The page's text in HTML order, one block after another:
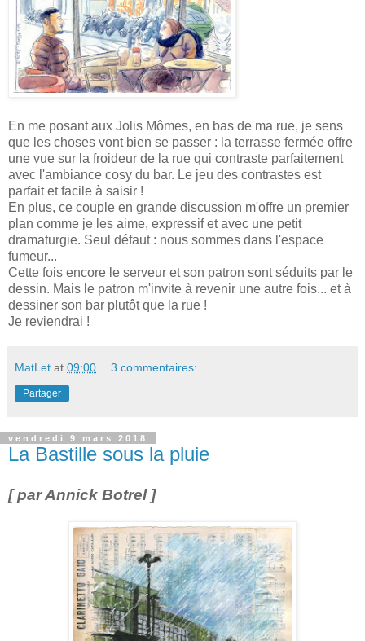
En me posant aux Jolis Mômes, en bas de ma rue, je sens
que les choses vont bien se passer : la terrasse fermée offre
une vue sur la froideur de la rue qui contraste parfaitement
avec l'ambiance cosy du bar. Le jeu des contrastes est
parfait et facile à saisir !
En plus, ce couple en grande discussion m'offre un premier
plan comme je les aime, expressif et avec une petit
dramaturgie. Seul défaut : nous sommes dans l'espace
fumeur...
Cette fois encore le serveur et son patron sont séduits par le
dessin. Mais le patron m'invite à revenir une autre fois... et à
dessiner son bar plutôt que la rue !
Je reviendrai !
MatLet at 09:00 3 commentaires:
Partager
vendredi 9 mars 2018
La Bastille sous la pluie
[ par Annick Botrel ]